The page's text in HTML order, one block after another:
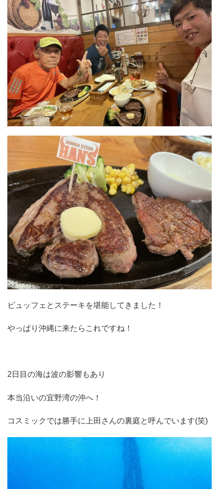
ビュッフェとステーキを堪能してきました！
やっぱり沖縄に来たらこれですね！
2日目の海は波の影響もあり
本当沿いの宜野湾の沖へ！
コスミックでは勝手に上田さんの裏庭と呼んでいます(笑)